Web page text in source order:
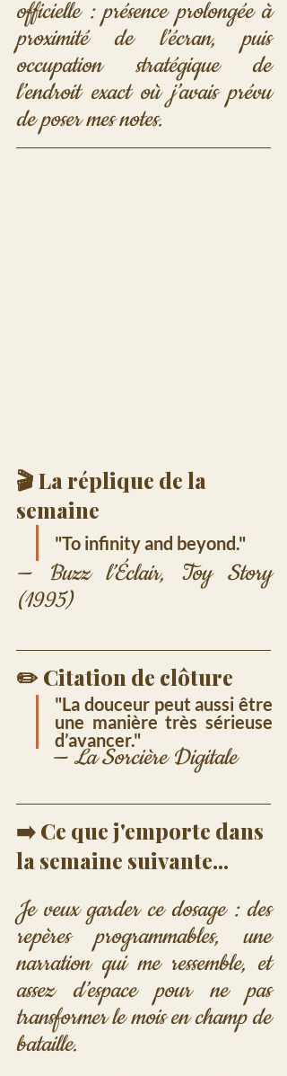
officielle : présence prolongée à
proximité de l’écran, puis
occupation stratégique de
l’endroit exact où j’avais prévu
de poser mes notes.
🎬 La réplique de la
semaine
"To infinity and beyond."
— Buzz l’Éclair, Toy Story
(1995)
✏️ Citation de clôture
"La douceur peut aussi être
une manière très sérieuse
d’avancer."
— La Sorcière Digitale
➡️ Ce que j'emporte dans
la semaine suivante...
Je veux garder ce dosage : des
repères programmables, une
narration qui me ressemble, et
assez d’espace pour ne pas
transformer le mois en champ de
bataille.